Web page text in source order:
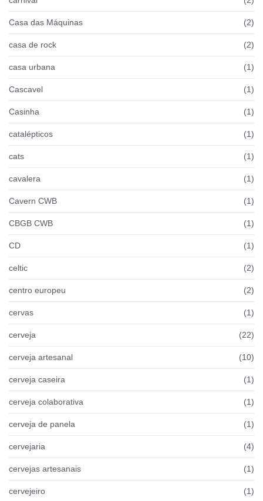
Casa das Máquinas (2)
casa de rock (2)
casa urbana (1)
Cascavel (1)
Casinha (1)
catalépticos (1)
cats (1)
cavalera (1)
Cavern CWB (1)
CBGB CWB (1)
CD (1)
celtic (2)
centro europeu (2)
cervas (1)
cerveja (22)
cerveja artesanal (10)
cerveja caseira (1)
cerveja colaborativa (1)
cerveja de panela (1)
cervejaria (4)
cervejas artesanais (1)
cervejeiro (1)